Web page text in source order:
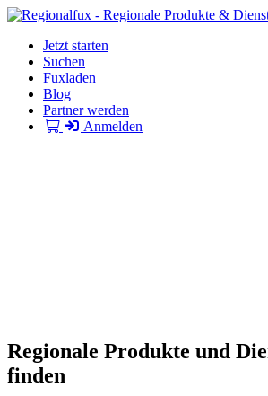
Jetzt starten
Suchen
Fuxladen
Blog
Partner werden
Anmelden
Regionale Produkte und
finden